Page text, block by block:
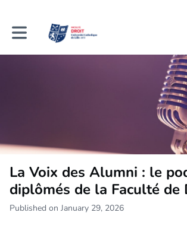
Toggle main navigation
La Voix des Alumni : le
diplômés de la Faculté de
Published on January 29, 2026